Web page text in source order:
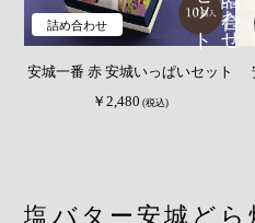
詰め合わせ
安城一番 赤 安城いっぱいセット
￥2,480 (税込)
塩バター安城ど